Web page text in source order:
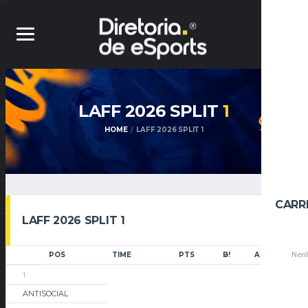
LAFF 2026 SPLIT1
HOME LAFF 2026 SPLIT 1
LAFF 2026 SPLIT 1
POS TIME PTS B! A
1
ANTISOCIAL